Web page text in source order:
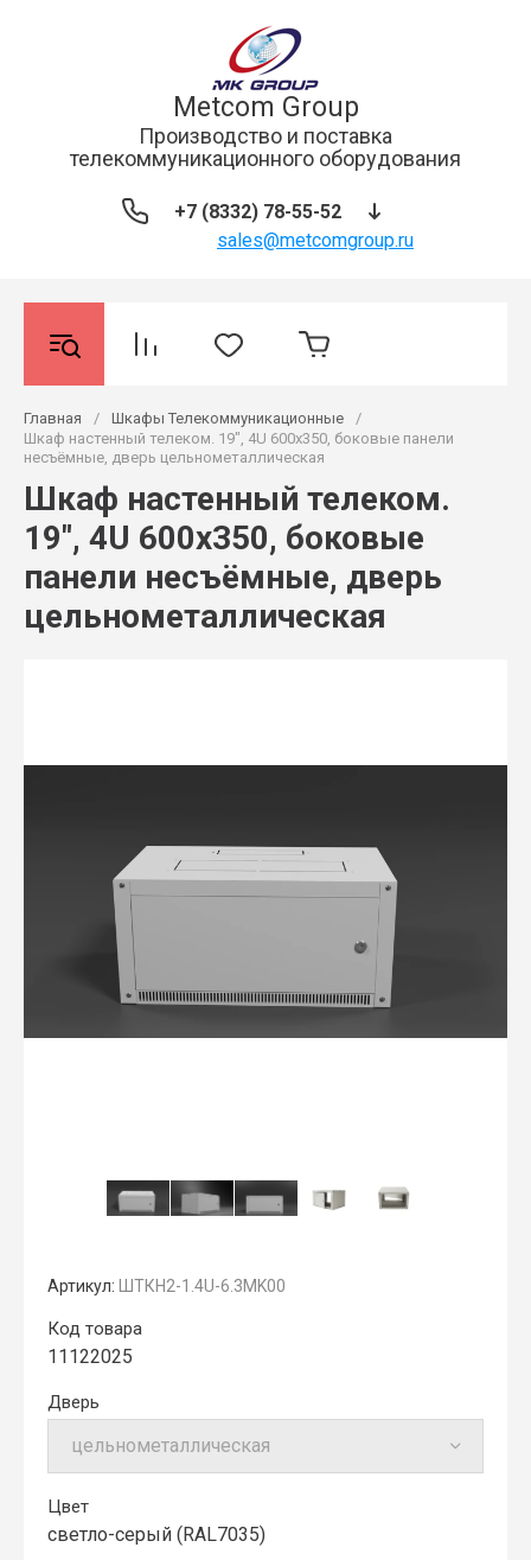
Metcom Group
Производство и поставка
телекоммуникационного оборудования
+7 (8332) 78-55-52
sales@metcomgroup.ru
Главная / Шкафы Телекоммуникационные
/
Шкаф настенный телеком. 19", 4U 600x350, боковые панели
несъёмные, дверь цельнометаллическая
Шкаф настенный телеком.
19", 4U 600x350, боковые
панели несъёмные, дверь
цельнометаллическая
Артикул: ШТКН2-1.4U-6.3MK00
Код товара
11122025
Дверь
Цвет
cветло-серый (RAL7035)